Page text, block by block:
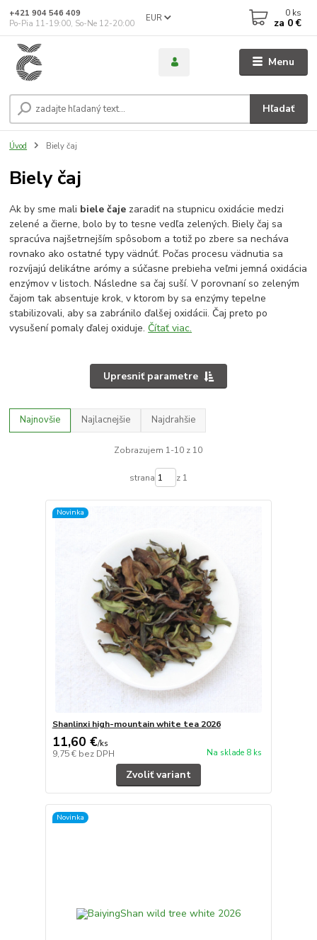
Menu
EUR
Hľadať
+421 904 546 409
Po-Pia 11-19:00, So-Ne 12-20:00
0 ks
za 0 €
Úvod Biely čaj
Biely čaj
Ak by sme mali biele čaje zaradiť na stupnicu oxidácie medzi
zelené a čierne, bolo by to tesne vedľa zelených. Biely čaj sa
spracúva najšetrnejším spôsobom a totiž po zbere sa necháva
rovnako ako ostatné typy vädnúť. Počas procesu vädnutia sa
rozvíjajú delikátne arómy a súčasne prebieha veľmi jemná oxidácia
enzýmov v listoch. Následne sa čaj suší. V porovnaní so zeleným
čajom tak absentuje krok, v ktorom by sa enzýmy tepelne
stabilizovali, aby sa zabránilo ďalšej oxidácii. Čaj preto po
vysušení pomaly ďalej oxiduje. Čítať viac.
Upresniť parametre
Najnovšie Najlacnejšie Najdrahšie
Zobrazujem 1-10 z 10
strana z 1
Novinka
Shanlinxi high-mountain white tea 2026
11,60 €/ks
9,75 € bez DPH Na sklade 8 ks
Zvoliť variant
Novinka